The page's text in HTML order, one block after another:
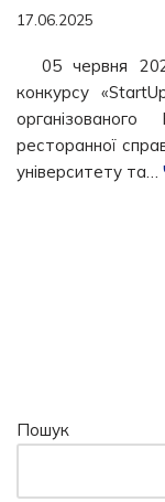
17.06.2025
05 червня
конкурсу
ресторанної
університету та…
Пошук